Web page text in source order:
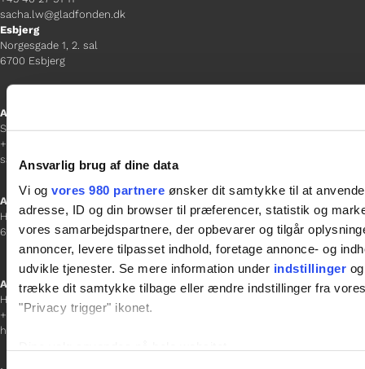
Ansvarlig brug af dine data
Vi og vores 980 partnere ønsker dit samtykke til at
adresse, ID og din browser til præferencer, statistik og
vores samarbejdspartnere, der opbevarer og tilgår
annoncer, levere tilpasset indhold, foretage annonce- og
udvikle tjenester. Se mere information under indstillinger
trække dit samtykke tilbage eller ændre indstillinger fra
"Privacy trigger" ikonet.
sacha.lw@gladfonden.dk
Esbjerg
Norgesgade 1, 2. sal
6700 Esbjerg
Afdelingschef
Sanne Hansen
+45 23 69 19 35
sanne.h@gladfonden.dk
Aabenraa
H P Hanssens Gade 23, 2.
6200 Aabenraa
Afdelingschef
Helene Teichert
+45 29 37 32 41
helene.t@gladfonden.dk